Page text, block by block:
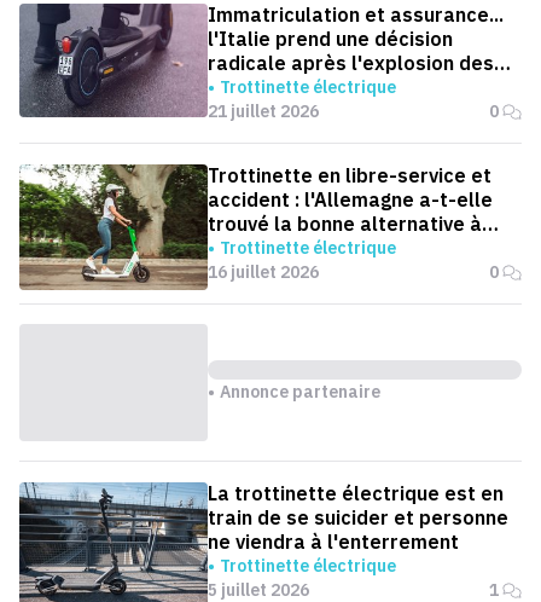
Immatriculation et assurance...
l'Italie prend une décision
radicale après l'explosion des
accidents de trottinettes
Trottinette électrique
21 juillet 2026
0
Trottinette en libre-service et
accident : l'Allemagne a-t-elle
trouvé la bonne alternative à
l'interdiction ?
Trottinette électrique
16 juillet 2026
0
Annonce partenaire
La trottinette électrique est en
train de se suicider et personne
ne viendra à l'enterrement
Trottinette électrique
5 juillet 2026
1